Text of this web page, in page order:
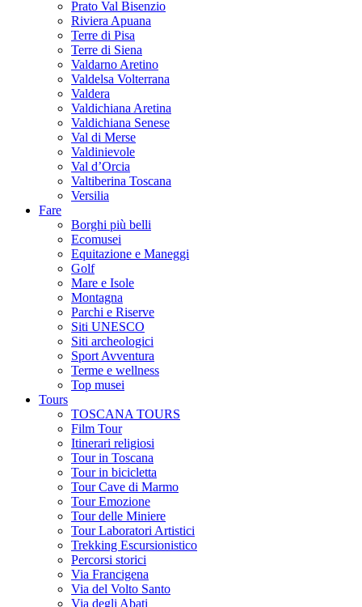
Prato Val Bisenzio
Riviera Apuana
Terre di Pisa
Terre di Siena
Valdarno Aretino
Valdelsa Volterrana
Valdera
Valdichiana Aretina
Valdichiana Senese
Val di Merse
Valdinievole
Val d’Orcia
Valtiberina Toscana
Versilia
Fare
Borghi più belli
Ecomusei
Equitazione e Maneggi
Golf
Mare e Isole
Montagna
Parchi e Riserve
Siti UNESCO
Siti archeologici
Sport Avventura
Terme e wellness
Top musei
Tours
TOSCANA TOURS
Film Tour
Itinerari religiosi
Tour in Toscana
Tour in bicicletta
Tour Cave di Marmo
Tour Emozione
Tour delle Miniere
Tour Laboratori Artistici
Trekking Escursionistico
Percorsi storici
Via Francigena
Via del Volto Santo
Via degli Abati